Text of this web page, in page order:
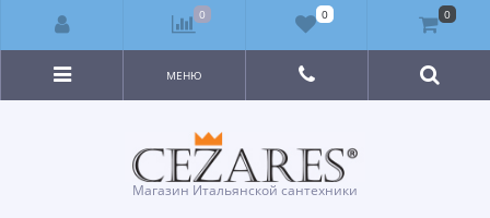
Магазин Итальянской сантехники
МЕНЮ
0 0 0